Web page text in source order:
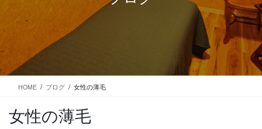
HOME ブログ 女性の薄毛
女性の薄毛